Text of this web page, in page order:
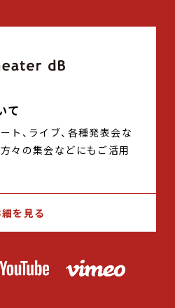
て
ト、ライブ、各種発表会な
々の集会などにもご活用
を見る